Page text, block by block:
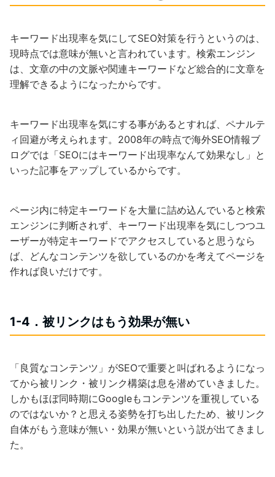
キーワード出現率を気にしてSEO対策を行うというのは、
現時点では意味が無いと言われています。検索エンジン
は、文章の中の文脈や関連キーワードなど総合的に文章を
理解できるようになったからです。
キーワード出現率を気にする事があるとすれば、ペナルテ
ィ回避が考えられます。2008年の時点で海外SEO情報ブ
ログでは「SEOにはキーワード出現率なんて効果なし」と
いった記事をアップしているからです。
ページ内に特定キーワードを大量に詰め込んでいると検索
エンジンに判断されず、キーワード出現率を気にしつつユ
ーザーが特定キーワードでアクセスしていると思うなら
ば、どんなコンテンツを欲しているのかを考えてページを
作れば良いだけです。
1-4．被リンクはもう効果が無い
「良質なコンテンツ」がSEOで重要と叫ばれるようになっ
てから被リンク・被リンク構築は息を潜めていきました。
しかもほぼ同時期にGoogleもコンテンツを重視している
のではないか？と思える姿勢を打ち出したため、被リンク
自体がもう意味が無い・効果が無いという説が出てきまし
た。